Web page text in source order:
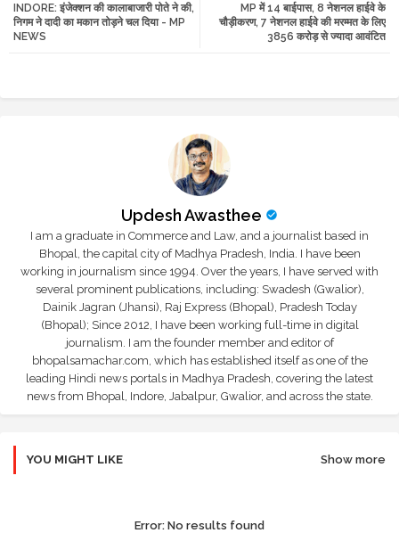
tte atsMP में 14 बाईपास, 8 नेशनल हाईवे के
चौड़ीकरण, 7 नेशनल हाईवे की मरम्मत के लिए
3856 करोड़ से ज्यादा आवंटित
INDORE: इंजेक्शन की कालाबाजारी पोते ने की,
निगम ने दादी का मकान तोड़ने चल दिया - MP
NEWS
Updesh Awasthee
I am a graduate in Commerce and Law, and a journalist based in
Bhopal, the capital city of Madhya Pradesh, India. I have been
working in journalism since 1994. Over the years, I have served with
several prominent publications, including: Swadesh (Gwalior),
Dainik Jagran (Jhansi), Raj Express (Bhopal), Pradesh Today
(Bhopal); Since 2012, I have been working full-time in digital
journalism. I am the founder member and editor of
bhopalsamachar.com, which has established itself as one of the
leading Hindi news portals in Madhya Pradesh, covering the latest
news from Bhopal, Indore, Jabalpur, Gwalior, and across the state.
YOU MIGHT LIKE Show more
Error: No results found